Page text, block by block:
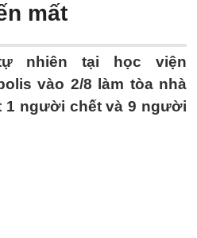
mất
nhiên tại học viện
vào 2/8 làm tòa nhà
1 người chết và 9 người